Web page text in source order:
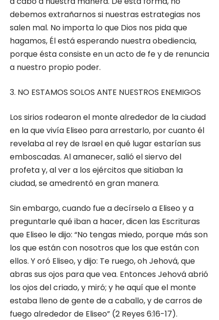
debemos extrañarnos si nuestras estrategias nos
salen mal. No importa lo que Dios nos pida que
hagamos, Él está esperando nuestra obediencia,
porque ésta consiste en un acto de fe y de renuncia
a nuestro propio poder.
3. NO ESTAMOS SOLOS ANTE NUESTROS ENEMIGOS
Los sirios rodearon el monte alrededor de la ciudad
en la que vivía Eliseo para arrestarlo, por cuanto él
revelaba al rey de Israel en qué lugar estarían sus
emboscadas. Al amanecer, salió el siervo del
profeta y, al ver a los ejércitos que sitiaban la
ciudad, se amedrentó en gran manera.
Sin embargo, cuando fue a decírselo a Eliseo y a
preguntarle qué iban a hacer, dicen las Escrituras
que Eliseo le dijo: “No tengas miedo, porque más son
los que están con nosotros que los que están con
ellos. Y oró Eliseo, y dijo: Te ruego, oh Jehová, que
abras sus ojos para que vea. Entonces Jehová abrió
los ojos del criado, y miró; y he aquí que el monte
estaba lleno de gente de a caballo, y de carros de
fuego alrededor de Eliseo” (2 Reyes 6:16-17).